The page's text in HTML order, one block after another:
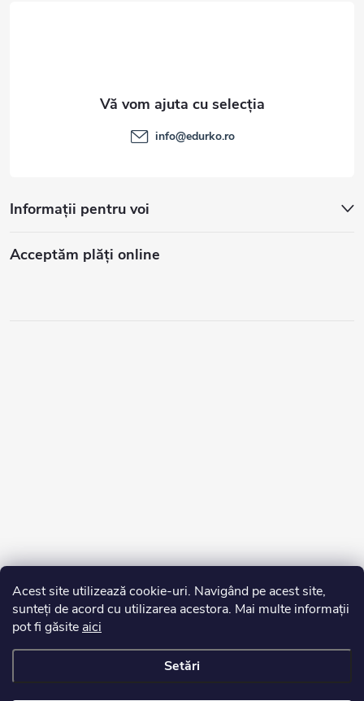
Acest site utilizează cookie-uri. Navigând pe acest site,
sunteți de acord cu utilizarea acestora. Mai multe informații
pot fi găsite aici
Setări
Informații pentru voi
Acceptăm plăţi online
info@edurko.ro